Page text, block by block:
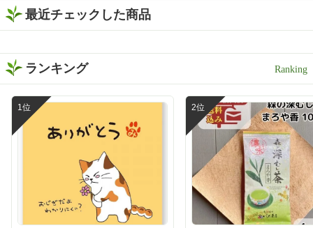
最近チェックした商品
ランキング